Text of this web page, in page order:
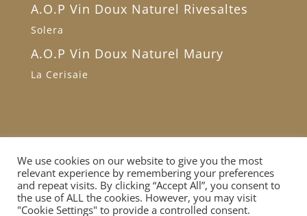
A.O.P Vin Doux Naturel Rivesaltes
Solera
A.O.P Vin Doux Naturel Maury
La Cerisaie
Accueil
Conditions générales de vente
Données personnelles
Contact
We use cookies on our website to give you the most
relevant experience by remembering your preferences
and repeat visits. By clicking “Accept All”, you consent to
the use of ALL the cookies. However, you may visit
"Cookie Settings" to provide a controlled consent.